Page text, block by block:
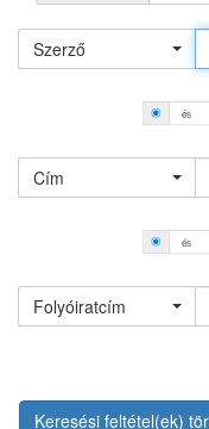
Szerző
és
Cím
és
Folyóiratcím
Keresési feltétel(ek)